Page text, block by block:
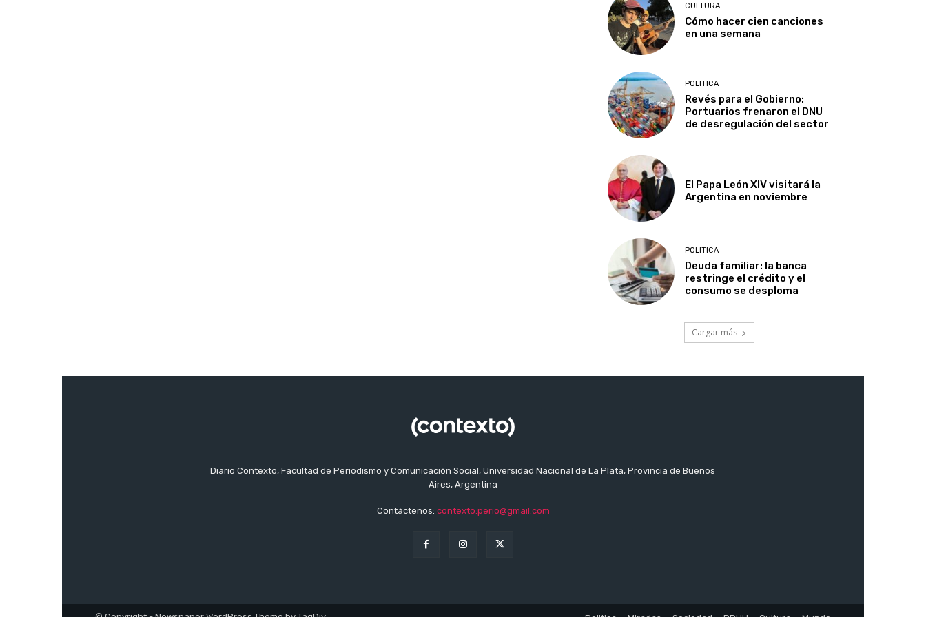
CULTURA
Cómo hacer cien canciones
en una semana
POLITICA
Revés para el Gobierno:
Portuarios frenaron el DNU
de desregulación del sector
El Papa León XIV visitará la
Argentina en noviembre
POLITICA
Deuda familiar: la banca
restringe el crédito y el
consumo se desploma
Cargar más
Diario Contexto, Facultad de Periodismo y Comunicación Social, Universidad Nacional de La Plata, Provincia de Buenos
Aires, Argentina
Contáctenos: contexto.perio@gmail.com